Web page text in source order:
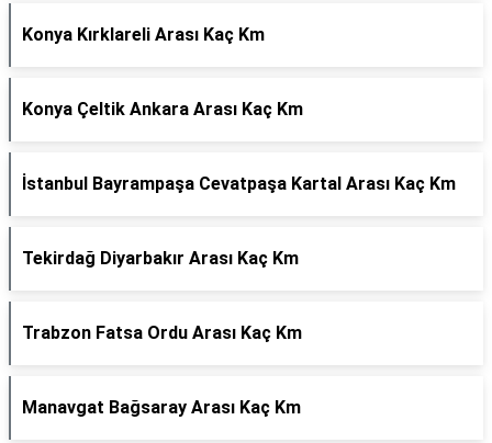
Konya Kırklareli Arası Kaç Km
Konya Çeltik Ankara Arası Kaç Km
İstanbul Bayrampaşa Cevatpaşa Kartal Arası Kaç Km
Tekirdağ Diyarbakır Arası Kaç Km
Trabzon Fatsa Ordu Arası Kaç Km
Manavgat Bağsaray Arası Kaç Km